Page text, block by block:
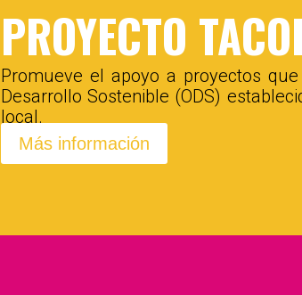
PROYECTO
Promueve el apoyo a proyectos
Desarrollo Sostenible (ODS)
local.
Más información